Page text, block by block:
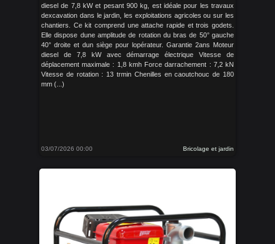
diesel de 7,8 kW et pesant 900 kg, est idéale pour les travaux
dexcavation dans le jardin, les exploitations agricoles ou sur les
chantiers. Ce kit comprend une attache rapide et trois godets.
Elle dispose dune amplitude de rotation du bras de 50° gauche
40° droite et dun siège pour lopérateur. Garantie 2ans Moteur
diesel de 7,8 kW avec démarrage électrique Vitesse de
déplacement maximale : 1,8 kmh Force darrachement : 7,2 kN
Vitesse de rotation : 13 trmin Chenilles en caoutchouc de 180
mm (...)
03/07/2026 00:00 Bricolage et jardin